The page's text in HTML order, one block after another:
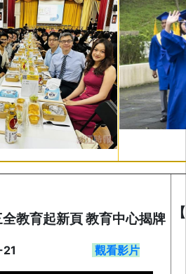
全教育起新頁 教育中心揭牌
03-21 觀看影片